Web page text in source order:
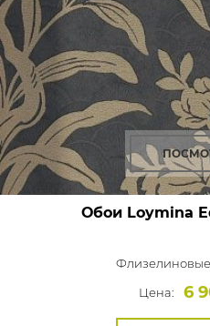
Обои Loymina
Флизелиновые,
Цена:
6